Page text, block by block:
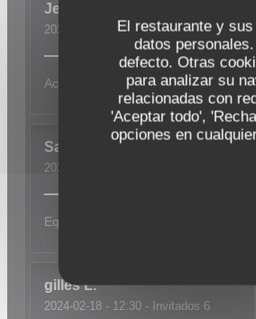
El restaurante y
datos
defecto. Otras
para analizar su
relacionadas con
'Aceptar todo',
opciones en
Jean-Paul
2024-02-20 - 12:30 - Invitados 7
Accueil et service
Sandrine M
2024-02-18
Equipe au top Super accueil
gilles L
2024-02-18 - 12:30 - Invitados 6